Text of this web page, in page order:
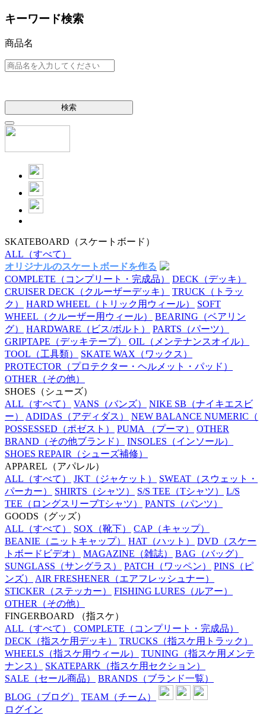
キーワード検索
商品名
検索
SKATEBOARD （スケートボード）
ALL （すべて）
オリジナルのスケートボードを作る
COMPLETE （コンプリート・完成品） DECK （デッキ）
CRUISER DECK （クルーザーデッキ） TRUCK （トラッ
ク）
HARD WHEEL （トリック用ウィール）
SOFT
WHEEL （クルーザー用ウィール） BEARING （ベアリン
グ）
HARDWARE （ビス/ボルト） PARTS （パーツ）
GRIPTAPE （デッキテープ） OIL （メンテナンスオイル）
TOOL （工具類） SKATE WAX （ワックス）
PROTECTOR （プロテクター・ヘルメット・パッド）
OTHER （その他）
SHOES （シューズ）
ALL （すべて） VANS （バンズ） NIKE SB （ナイキエスビ
ー）
ADIDAS （アディダス） NEW BALANCE NUMERIC （
POSSESSED （ポゼスト） PUMA （プーマ）
OTHER
BRAND （その他ブランド） INSOLES （インソール）
SHOES REPAIR （シューズ補修）
APPAREL （アパレル）
ALL （すべて） JKT （ジャケット） SWEAT （スウェット・
パーカー）
SHIRTS （シャツ） S/S TEE （Tシャツ）
L/S
TEE （ロングスリーブTシャツ） PANTS （パンツ）
GOODS （グッズ）
ALL （すべて） SOX （靴下） CAP （キャップ）
BEANIE （ニットキャップ） HAT （ハット） DVD （スケー
トボードビデオ）
MAGAZINE （雑誌） BAG （バッグ）
SUNGLASS （サングラス） PATCH （ワッペン） PINS （ピ
ンズ）
AIR FRESHENER （エアフレッシュナー）
STICKER （ステッカー） FISHING LURES （ルアー）
OTHER （その他）
FINGERBOARD
（指スケ）
ALL （すべて） COMPLETE （コンプリート・完成品）
DECK （指スケ用デッキ） TRUCKS （指スケ用トラック）
WHEELS （指スケ用ウィール） TUNING （指スケ用メンテ
ナンス）
SKATEPARK （指スケ用セクション）
SALE （セール商品） BRANDS （ブランド一覧）
BLOG （ブログ） TEAM （チーム）
ログイン